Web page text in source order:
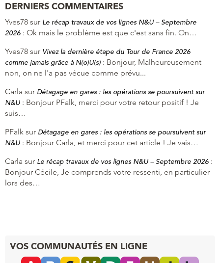
DERNIERS COMMENTAIRES
Yves78 sur Le récap travaux de vos lignes N&U – Septembre
2026 : Ok mais le problème est que c'est sans fin. On…
Yves78 sur Vivez la dernière étape du Tour de France 2026
comme jamais grâce à N(o)U(s) : Bonjour, Malheureusement
non, on ne l'a pas vécue comme prévu...
Carla sur Détagage en gares : les opérations se poursuivent sur
N&U : Bonjour PFalk, merci pour votre retour positif ! Je
suis…
PFalk sur Détagage en gares : les opérations se poursuivent sur
N&U : Bonjour Carla, et merci pour cet article ! Je vais…
Carla sur Le récap travaux de vos lignes N&U – Septembre 2026 :
Bonjour Cécile, Je comprends votre ressenti, en particulier
lors des…
VOS COMMUNAUTÉS EN LIGNE